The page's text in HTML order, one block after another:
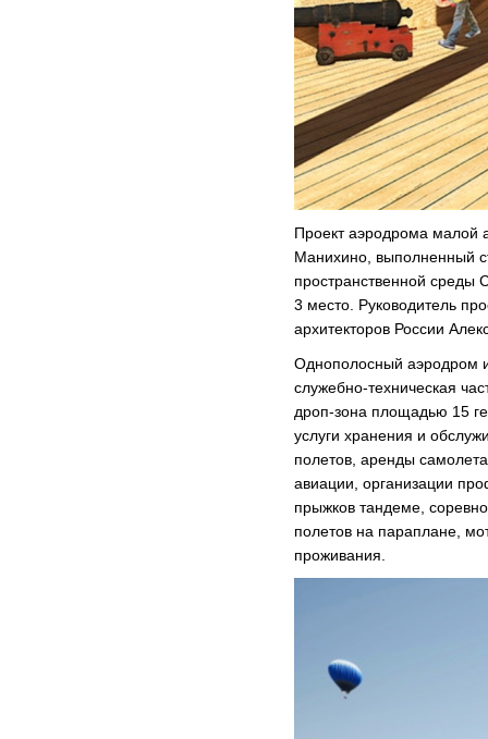
Проект аэродрома малой
Манихино, выполненный
пространственной
3 место. Руководитель
архитекторов России
Однополосный аэродром
служебно-техническая
дроп-зона площадью 15
услуги хранения и
полетов, аренды
авиации, организации
прыжков тандеме,
полетов на параплане,
проживания.